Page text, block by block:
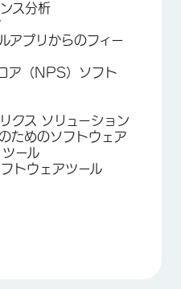
ス分析
アプリからのフィー
ア（NPS）ソフト
クス ソリューション
ためのソフトウェア
ール
トウェアツール